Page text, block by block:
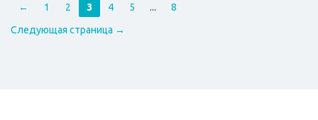
← 1 2 3 4 5 ...
8
Следующая страница →